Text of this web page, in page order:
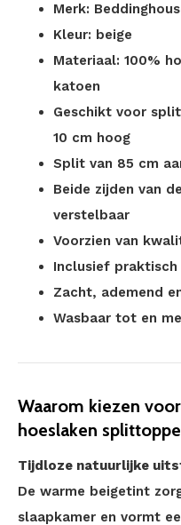
Merk:
Kleur: beige
Materiaal: 100%
katoen
Geschikt voor
10 cm hoog
Split van 85 cm
Beide zijden van
verstelbaar
Voorzien van
Inclusief
Zacht, ademend
Wasbaar tot en
Waarom kiezen
hoeslaken
Tijdloze natuurlijke
De warme beigetint
slaapkamer en vormt